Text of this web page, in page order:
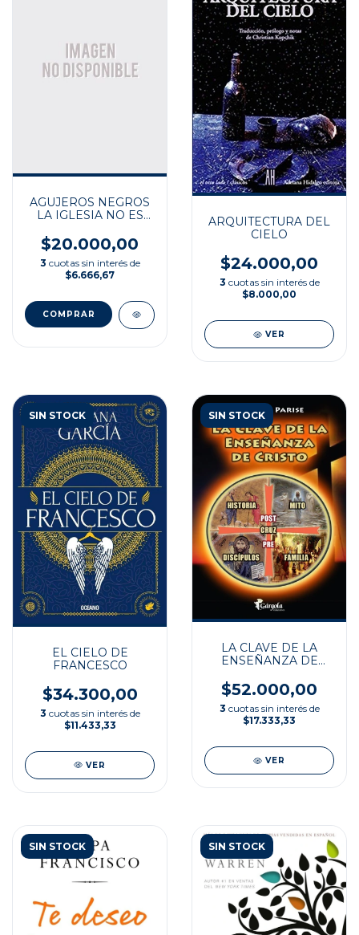
AGUJEROS NEGROS
LA IGLESIA NO ES
$20.000,00
3 cuotas sin interés de
$6.666,67
ARQUITECTURA DEL
CIELO
$24.000,00
3 cuotas sin interés de
$8.000,00
VER
SIN STOCK
EL CIELO DE
FRANCESCO
$34.300,00
3 cuotas sin interés de
$11.433,33
VER
SIN STOCK
LA CLAVE DE LA
ENSEÑANZA DE
$52.000,00
3 cuotas sin interés de
$17.333,33
VER
SIN STOCK SIN STOCK